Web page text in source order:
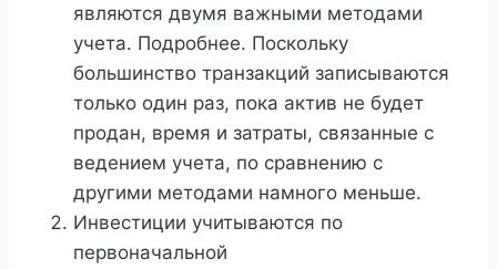
являются двумя важными методами
учета. Подробнее. Поскольку
большинство транзакций записываются
только один раз, пока актив не будет
продан, время и затраты, связанные с
ведением учета, по сравнению с
другими методами намного меньше.
Инвестиции учитываются по
первоначальной